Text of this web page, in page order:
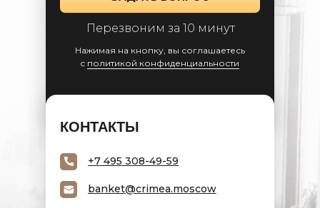
КОНТАКТЫ
+7 495 308-49-59
banket@crimea.moscow
Перезвоним за 10 минут
Нажимая на кнопку, вы соглашаетесь
c политикой конфиденциальности